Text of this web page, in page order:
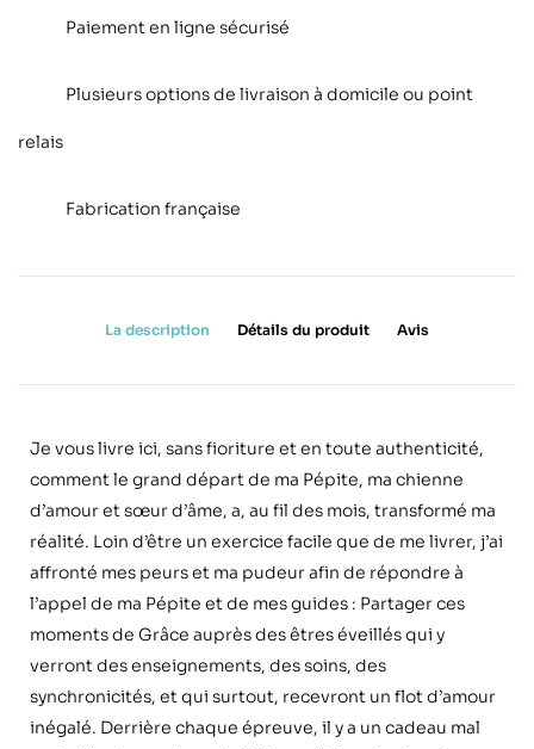
Paiement en ligne sécurisé
Plusieurs options de livraison à domicile ou point
relais
Fabrication française
La description Détails du produit Avis
Je vous livre ici, sans fioriture et en toute authenticité,
comment le grand départ de ma Pépite, ma chienne
d’amour et sœur d’âme, a, au fil des mois, transformé ma
réalité. Loin d’être un exercice facile que de me livrer, j’ai
affronté mes peurs et ma pudeur afin de répondre à
l’appel de ma Pépite et de mes guides : Partager ces
moments de Grâce auprès des êtres éveillés qui y
verront des enseignements, des soins, des
synchronicités, et qui surtout, recevront un flot d’amour
inégalé. Derrière chaque épreuve, il y a un cadeau mal